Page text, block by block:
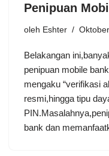
Penipuan
oleh Eshter
Belakangan
penipuan mobile
mengaku “verifikasi
resmi,hingga tipu
bank dan